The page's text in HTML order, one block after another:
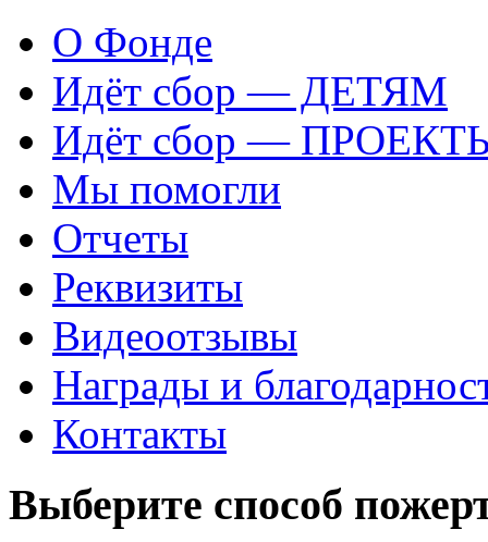
О Фонде
Идёт сбор — ДЕТЯМ
Идёт сбор —
Мы помогли
Отчеты
Реквизиты
Видеоотзывы
Награды и
Контакты
Выберите способ